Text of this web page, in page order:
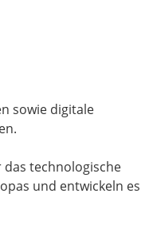
sowie digitale
technologische
und entwickeln es